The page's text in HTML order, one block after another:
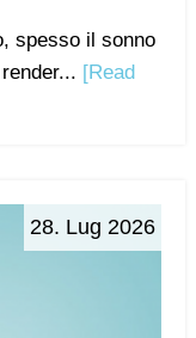
spesso il sonno
[Read
28. Lug 2026